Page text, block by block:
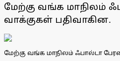
மேற்கு வங்க மாநிலம்
வாக்குகள் பதிவாகின.
மேற்கு வங்க மாநிலம் ஃபால்டா